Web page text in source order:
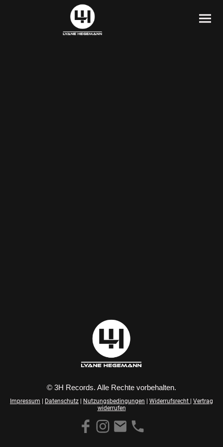
© 3H Records. Alle Rechte vorbehalten.
Impressum | Datenschutz | Nutzungsbedingungen | Widerrufsrecht | Vertrag
widerrufen